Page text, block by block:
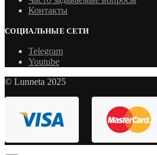
Контакты
СОЦИАЛЬНЫЕ СЕТИ
Telegram
Youtube
© Lunneta 2025